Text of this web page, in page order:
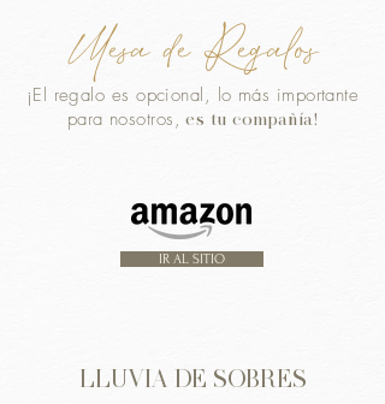
Mesa de Regalos
¡El regalo es opcional, lo más importante
para nosotros, es tu compañía!
IR AL SITIO
LLUVIA DE SOBRES